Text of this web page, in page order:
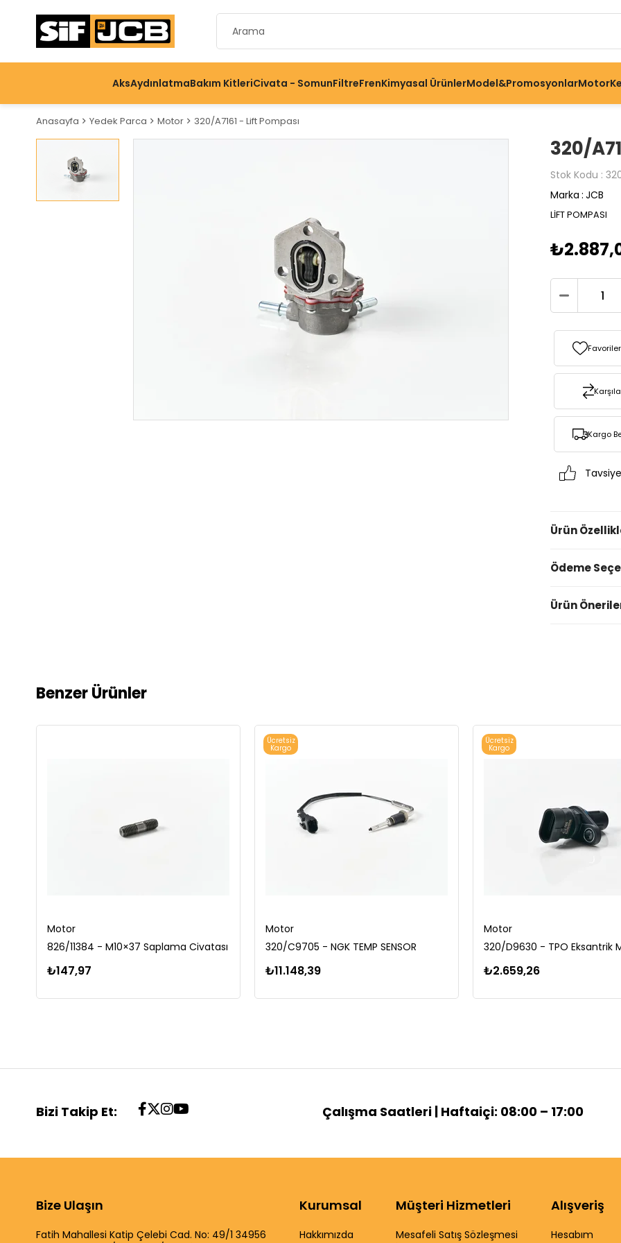
AksAydınlatmaBakım KitleriCivata - SomunFiltreFrenKimyasal ÜrünlerModel&PromosyonlarMotor
Anasayfa Yedek Parca Motor 320/A7161 - Lift Pompası
320/
Stok Kodu
Marka : JCB
LİFT POMPASI
Kargo
Ürün
Ödeme
Ürün
Benzer Ürünler
Motor
826/11384 - M10×37 Saplama Civatası
₺147,97
Motor
320/C9705 - NGK TEMP SENSOR
₺11.148,39
Ücretsiz
Kargo
Motor
₺2.659,26
Ücretsiz
Kargo
Bizi Takip Et: Çalışma Saatleri | Haftaiçi: 08:00 – 17:00
Bize Ulaşın
Fatih Mahallesi Katip Çelebi Cad. No: 49/1 34956
Kurumsal
Hakkımızda
Müşteri Hizmetleri
Mesafeli Satış Sözleşmesi
Alışveriş
Hesabım